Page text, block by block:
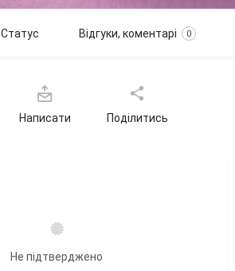
Статус Відгуки, коментарі 0
Написати Поділитись
Не підтверджено